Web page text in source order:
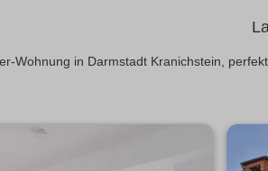
Wohnung in Darmstadt Kranichstein,